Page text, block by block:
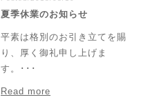
夏季休業のお知らせ
平素は格別のお引き立てを賜
り、厚く御礼申し上げま
す。･･･
Read more